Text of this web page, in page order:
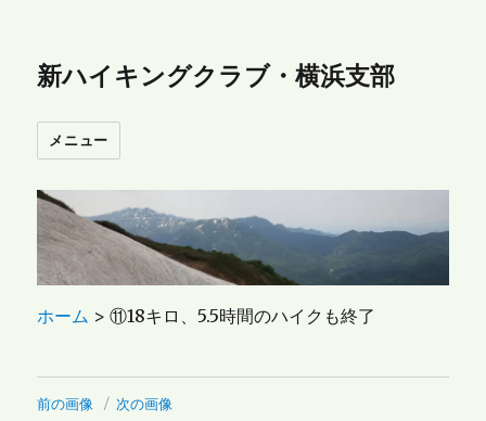
新ハイキングクラブ・横浜支部
メニュー
ホーム >⑪18キロ、5.5時間のハイクも終了
前の画像 次の画像